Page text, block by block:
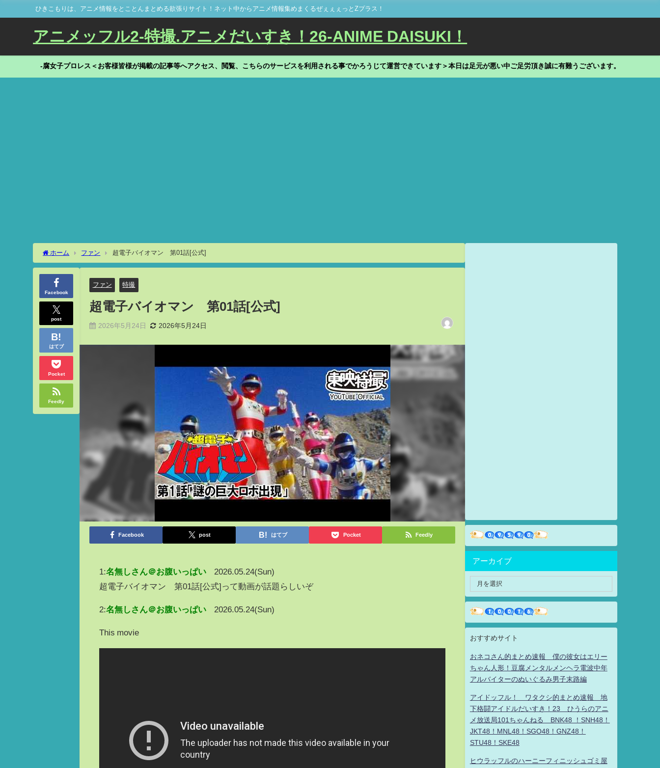
ひきこもりは、アニメ情報をとことんまとめる欲張りサイト！ネット中からアニメ情報集めまくるぜぇぇぇっとZプラス！
アニメッフル2-特撮.アニメだいすき！26-ANIME DAISUKI！
-腐女子プロレス＜お客様皆様が掲載の記事等へアクセス、閲覧、こちらのサービスを利用される事でかろうじて運営できています＞本日は足元が悪い中ご足労頂き誠に有難うございます。
ホーム ファン 超電子バイオマン 第01話[公式]
Facebook
post
はてブ
Pocket
Feedly
ファン 特撮
超電子バイオマン 第01話[公式]
2026年5月24日 2026年5月24日
Facebook post はてブ Pocket Feedly
1:名無しさん＠お腹いっぱい
2026.05.24(Sun)
超電子バイオマン 第01話[公式]って動画が話題らしいぞ
2:名無しさん＠お腹いっぱい 2026.05.24(Sun)
This movie
アーカイブ
おすすめサイト
おネコさん的まとめ速報 僕の彼女はエリー
ちゃん人形！豆腐メンタルメンヘラ電波中年
アルバイターのぬいぐるみ男子末路編
アイドッフル！ ワタクシ的まとめ速報 地
下格闘アイドルだいすき！23 ひうらのアニ
メ放送局101ちゃんねる BNK48 ！SNH48！
JKT48！MNL48！SGO48！GNZ48！
STU48！SKE48
ヒウラッフルのハーニーフィニッシュゴミ屋